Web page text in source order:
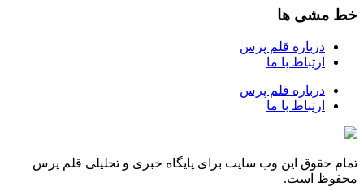
خط مشی ها
درباره قلم پرس
ارتباط با ما
درباره قلم پرس
ارتباط با ما
تمام حقوق این وب سایت برای پایگاه خبری و تحلیلی قلم پرس
محفوظ است.